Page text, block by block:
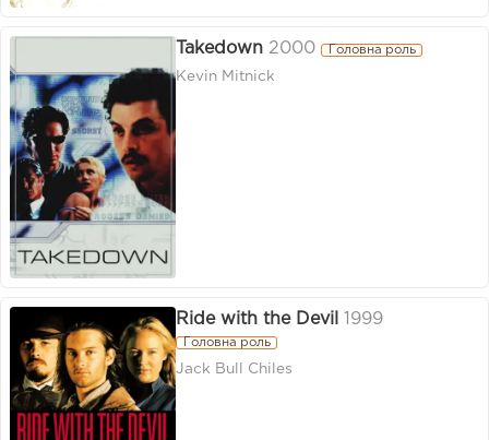
Takedown 2000 Головна роль
Kevin Mitnick
Ride with the Devil 1999
Головна роль
Jack Bull Chiles